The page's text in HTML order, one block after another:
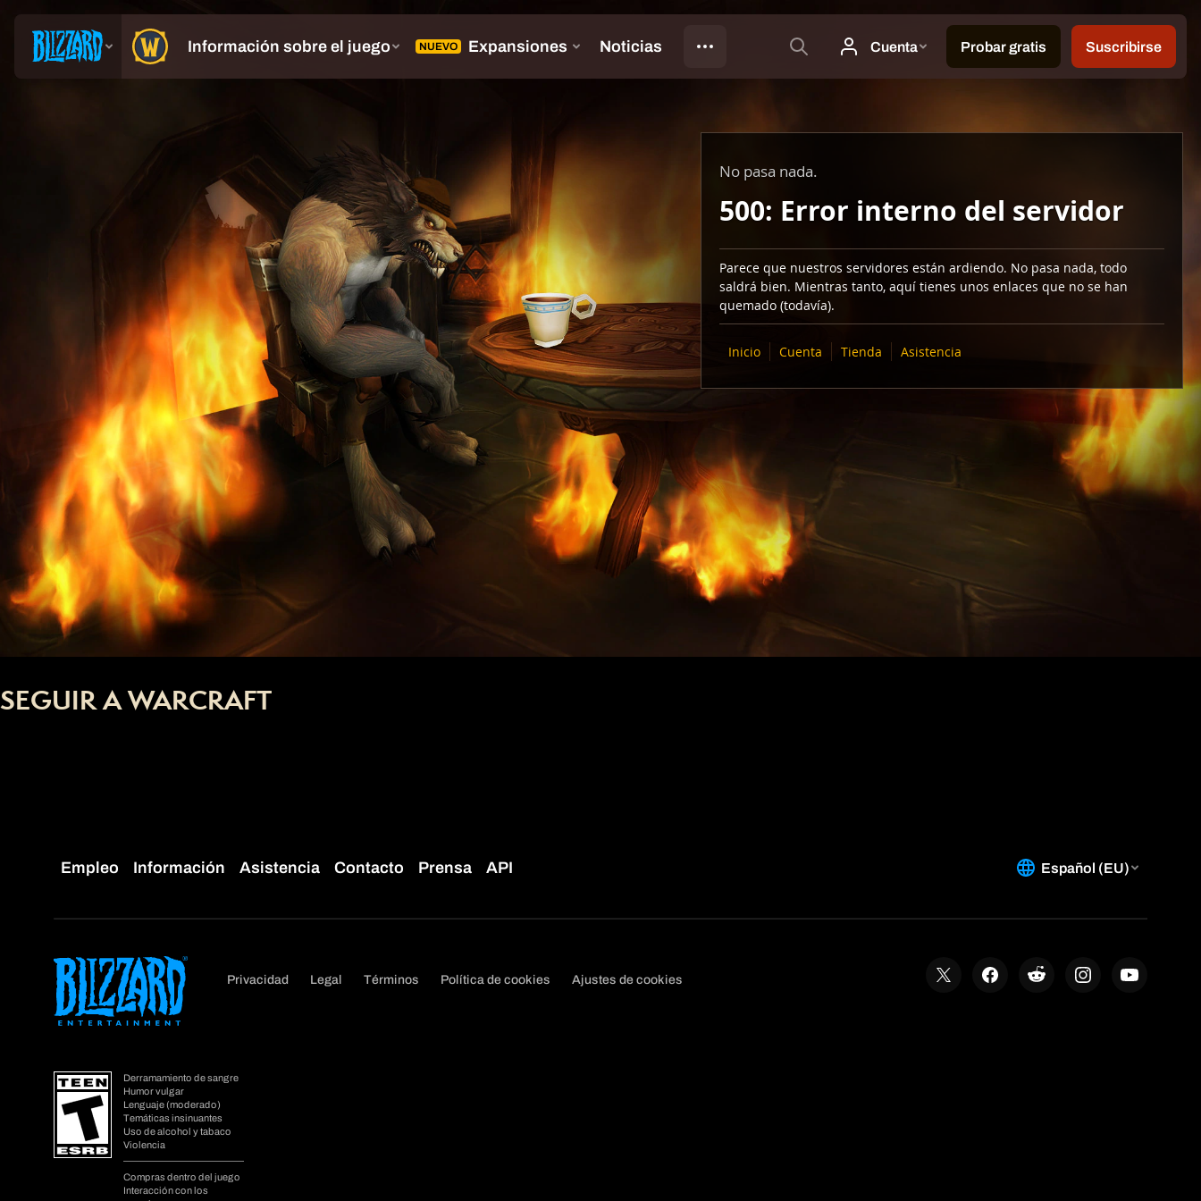
No pasa nada.
500: Error interno del servidor
Parece que nuestros servidores están ardiendo. No pasa nada, todo
saldrá bien. Mientras tanto, aquí tienes unos enlaces que no se han
quemado (todavía).
Inicio Cuenta Tienda Asistencia
SEGUIR A WARCRAFT